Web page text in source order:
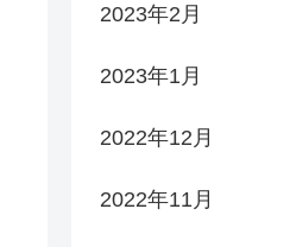
2023年2月
2023年1月
2022年12月
2022年11月